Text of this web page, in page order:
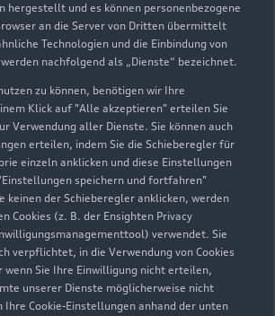
auch im Sommer glänzt: die
in einer Tasche.
World
hergestellt und es können personenbezogene
an die Server von Dritten übermittelt
Technologien und die Einbindung von
nachfolgend als „Dienste“ bezeichnet.
zu können, benötigen wir Ihre
Klick auf "Alle akzeptieren" erteilen Sie
Verwendung aller Dienste. Sie können auch
erteilen, indem Sie die Schieberegler für
einzeln anklicken und diese Einstellungen
speichern und fortfahren"
keinen der Schieberegler anklicken, werden
Cookies (z. B. der Ensighten Privacy
verwendet. Sie
verpflichtet, in die Verwendung von Cookies
wenn Sie Ihre Einwilligung nicht erteilen,
unserer Dienste möglicherweise nicht
Ihre Cookie-Einstellungen anhand der unten